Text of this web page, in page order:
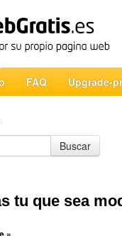
FAQ Upgrade-
Buscar
tu que sea